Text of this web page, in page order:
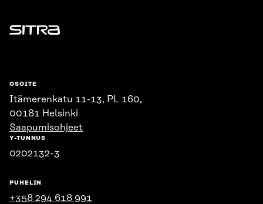
Sitra
OSOITE
Itämerenkatu 11-13, PL 160,
00181 Helsinki
Saapumisohjeet
Y-TUNNUS
0202132-3
PUHELIN
+358 294 618 991